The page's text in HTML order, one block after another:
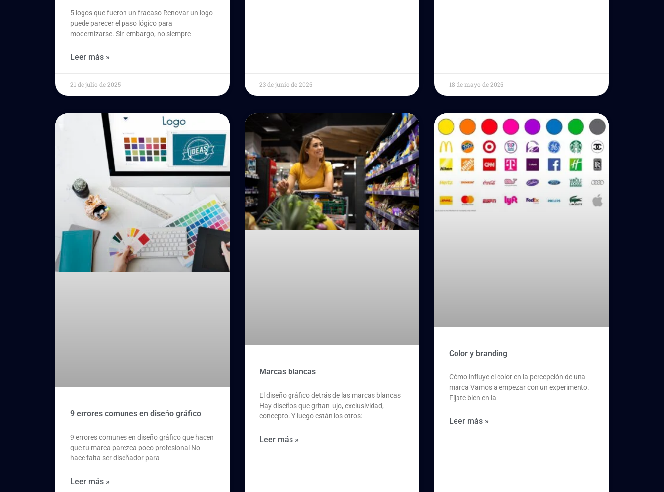
5 logos que fueron un fracaso Renovar un logo
puede parecer el paso lógico para
modernizarse. Sin embargo, no siempre
Leer más »
21 de julio de 2025 23 de junio de 2025 18 de mayo de 2025
9 errores comunes en diseño gráfico
9 errores comunes en diseño gráfico que hacen
que tu marca parezca poco profesional No
hace falta ser diseñador para
Leer más »
Marcas blancas
El diseño gráfico detrás de las marcas blancas
Hay diseños que gritan lujo, exclusividad,
concepto. Y luego están los otros:
Leer más »
Color y branding
Cómo influye el color en la percepción de una
marca Vamos a empezar con un experimento.
Fíjate bien en la
Leer más »